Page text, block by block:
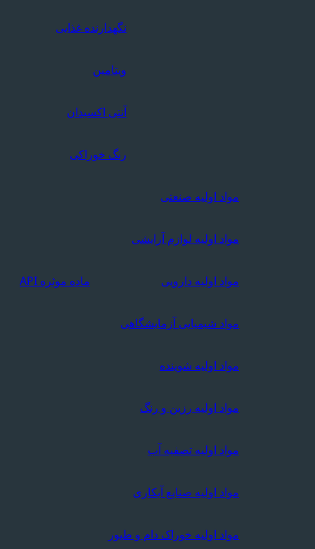
نگهدارنده غذایی
ویتامین
آنتی اکسیدان
رنگ خوراکی
مواد اولیه صنعتی
مواد اولیه لوازم آرایشی
مواد اولیه دارویی ماده موثره API
مواد شیمیایی آزمایشگاهی
مواد اولیه شوینده
مواد اولیه رزین و رنگ
مواد اولیه تصفیه آب
مواد اولیه صنایع آبکاری
مواد اولیه خوراک دام و طیور